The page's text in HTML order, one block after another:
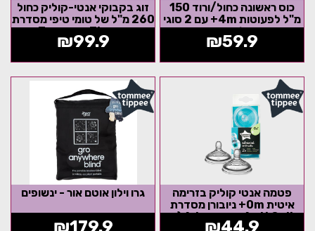
כוס ראשונה כחול/ורוד 150
מ"ל לפעוטות 4m+ עם 2 סוגי
פיות סיליקון מסדרת
Tommee...
₪59.9
זוג בקבוקי אנטי-קוליק כחול
260 מ"ל של טומי טיפי מסדרת
Tommee Tippee
Advanced...
אזל המלאי
₪99.9
פטמה אנטי קוליק בזרימה
איטית 0m+ ניובורן מסדרת
Advances Anti Colic (זוג
₪44.9
גרו וילון אוטם אור - ינשופים
₪179.9